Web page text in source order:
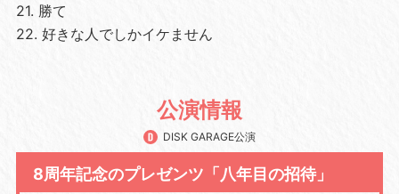
21. 勝て
22. 好きな人でしかイケません
公演情報
DISK GARAGE公演
8周年記念のプレゼンツ「八年目の招待」